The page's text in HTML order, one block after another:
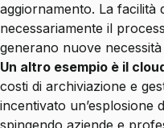
aggiornamento. La facilità
necessariamente il
generano nuove
Un altro esempio è il
costi di archiviazione e
incentivato un’esplosione
spingendo aziende e